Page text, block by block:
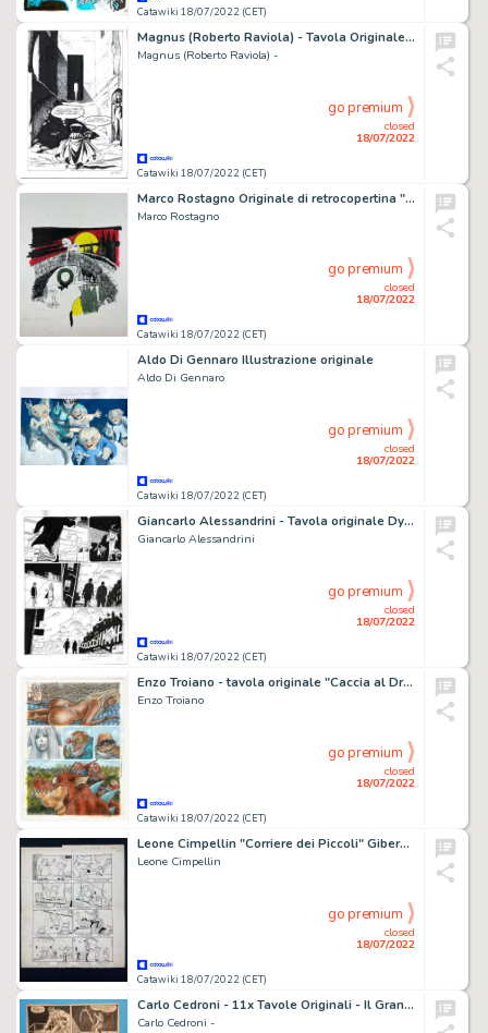
Catawiki 18/07/2022 (CET)
Magnus (Roberto Raviola) - Tavola Originale - La Compagnia della Forca n. 17 - "I Due Genii Siamesi" - (1978)
Magnus (Roberto Raviola) -
Catawiki 18/07/2022 (CET)
closed
18/07/2022
go premium
Marco Rostagno Originale di retrocopertina "Alice" per Horror - (1970)
Marco Rostagno
Catawiki 18/07/2022 (CET)
closed
18/07/2022
go premium
Aldo Di Gennaro Illustrazione originale
Aldo Di Gennaro
Catawiki 18/07/2022 (CET)
closed
18/07/2022
go premium
Giancarlo Alessandrini - Tavola originale Dylan Dog
Giancarlo Alessandrini
Catawiki 18/07/2022 (CET)
closed
18/07/2022
go premium
Enzo Troiano - tavola originale "Caccia al Drago" - (2010)
Enzo Troiano
Catawiki 18/07/2022 (CET)
closed
18/07/2022
go premium
Leone Cimpellin "Corriere dei Piccoli" Gibernetta e Giurabbacco - (1959)
Leone Cimpellin
Catawiki 18/07/2022 (CET)
closed
18/07/2022
go premium
Carlo Cedroni - 11x Tavole Originali - Il Grande Blek n. 10 - (1970/1974)
Carlo Cedroni -